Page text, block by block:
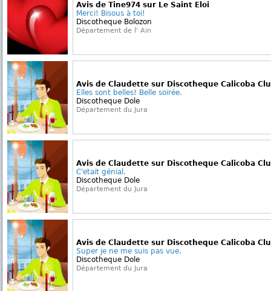
Avis de Tine974 sur Le Saint Eloi
Merci! Bisous à toi!
Discotheque Bolozon
Département de l' Ain
Avis de Claudette sur Discotheque Calicoba
Elles sont belles! Belle soirée.
Discotheque Dole
Département du Jura
Avis de Claudette sur Discotheque Calicoba
C'etait génial.
Discotheque Dole
Département du Jura
Avis de Claudette sur Discotheque Calicoba
Super je ne me suis pas vue.
Discotheque Dole
Département du Jura